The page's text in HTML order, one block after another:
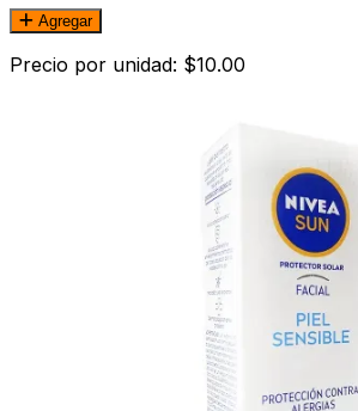
Agregar
Precio por unidad: $10.00